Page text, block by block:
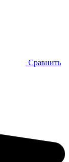
Сравнить